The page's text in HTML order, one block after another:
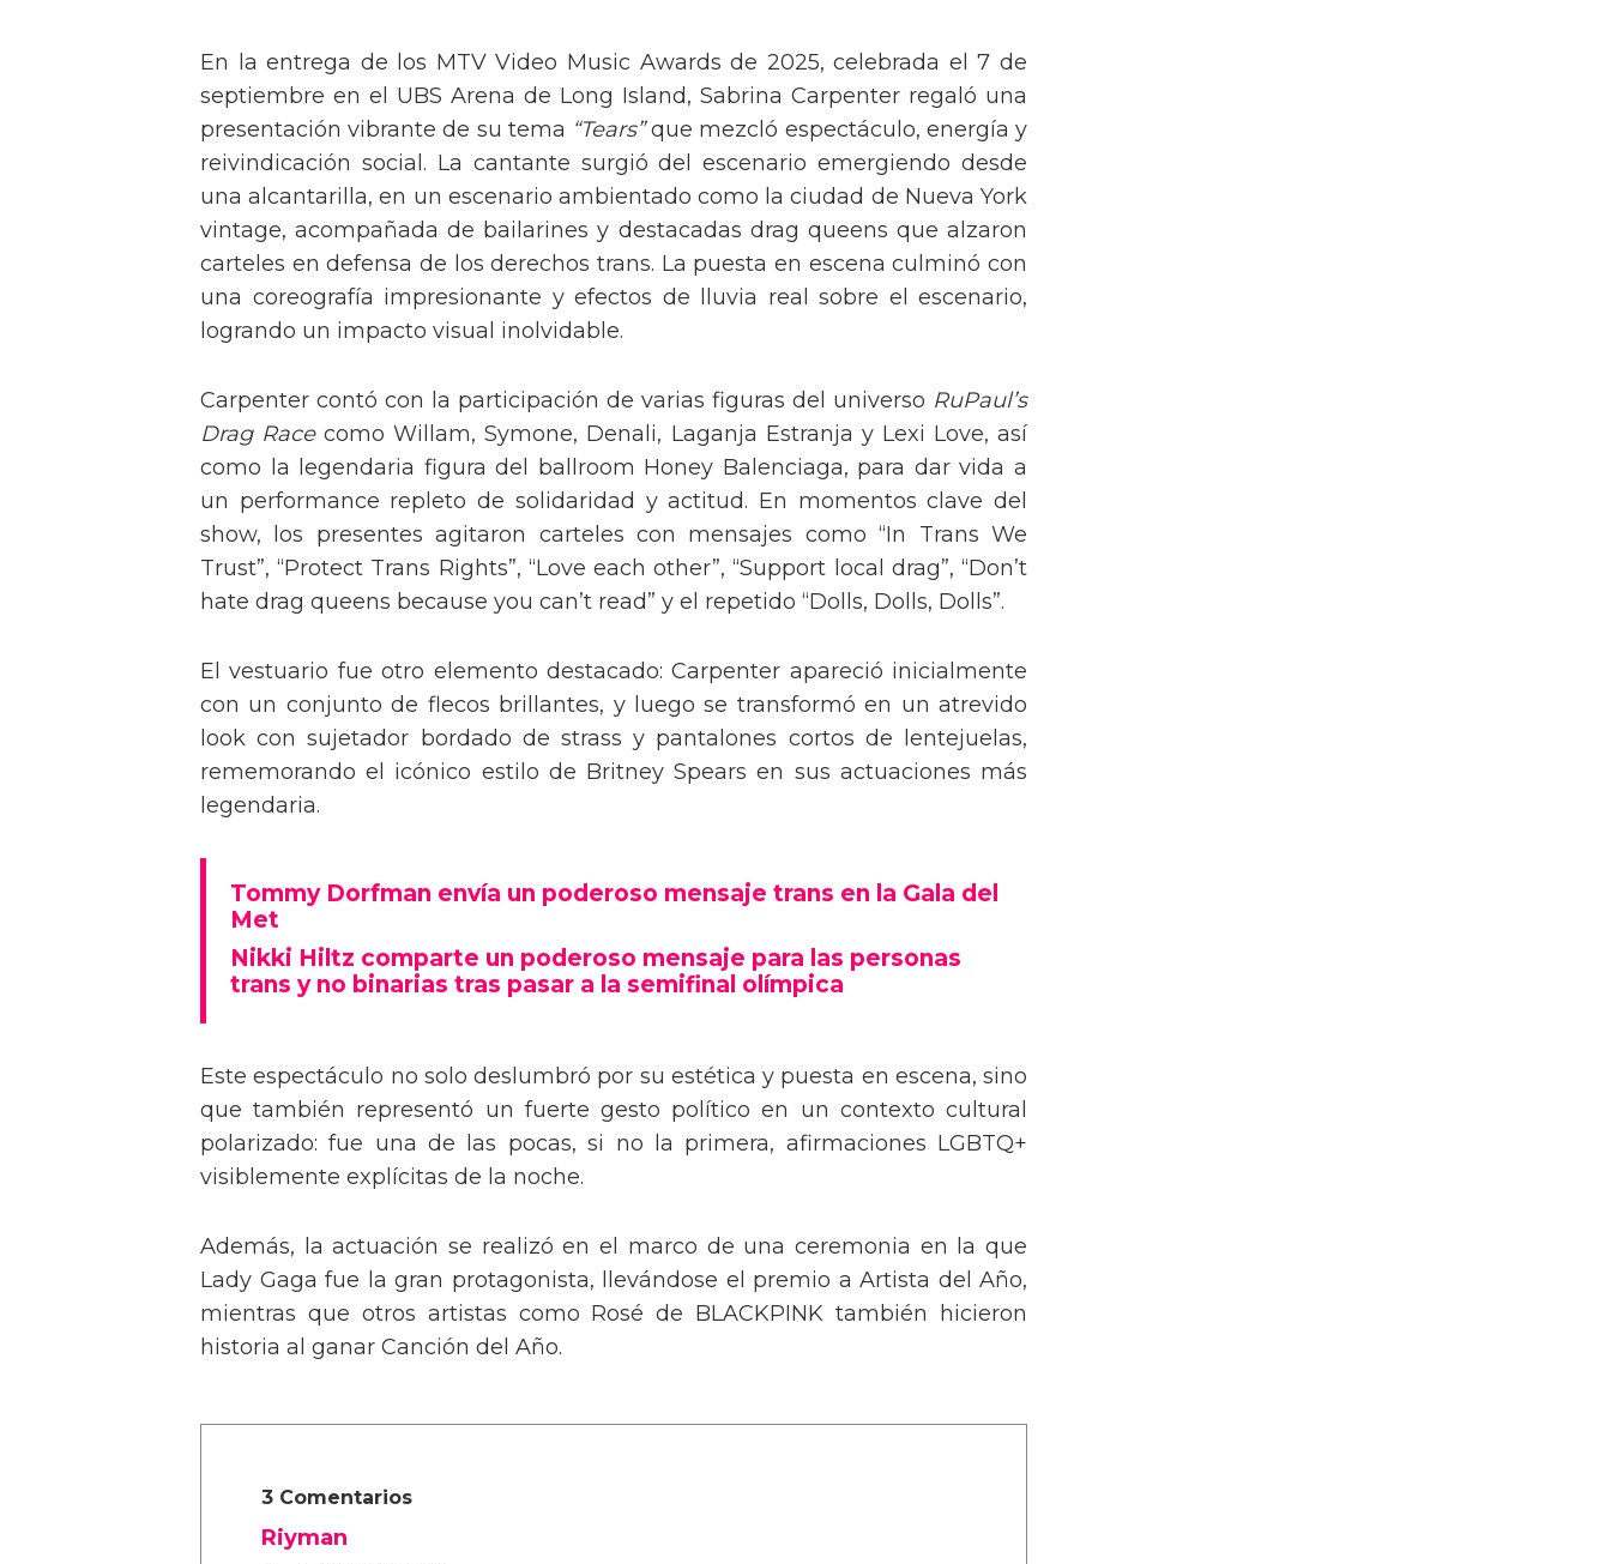
En la entrega de los MTV Video Music Awards de 2025, celebrada el 7 de
septiembre en el UBS Arena de Long Island, Sabrina Carpenter regaló una
presentación vibrante de su tema “Tears”que mezcló espectáculo, energía y
reivindicación social. La cantante surgió del escenario emergiendo desde
una alcantarilla, en un escenario ambientado como la ciudad de Nueva York
vintage, acompañada de bailarines y destacadas drag queens que alzaron
carteles en defensa de los derechos trans. La puesta en escena culminó con
una coreografía impresionante y efectos de lluvia real sobre el escenario,
logrando un impacto visual inolvidable.
Carpenter contó con la participación de varias figuras del universo RuPaul’s
Drag Racecomo Willam, Symone, Denali, Laganja Estranja y Lexi Love, así
como la legendaria figura del ballroom Honey Balenciaga, para dar vida a
un performance repleto de solidaridad y actitud. En momentos clave del
show, los presentes agitaron carteles con mensajes como “In Trans We
Trust”, “Protect Trans Rights”, “Love each other”, “Support local drag”, “Don’t
hate drag queens because you can’t read” y el repetido “Dolls, Dolls, Dolls”.
El vestuario fue otro elemento destacado: Carpenter apareció inicialmente
con un conjunto de flecos brillantes, y luego se transformó en un atrevido
look con sujetador bordado de strass y pantalones cortos de lentejuelas,
rememorando el icónico estilo de Britney Spears en sus actuaciones más
legendaria.
Tommy Dorfman envía un poderoso mensaje trans en la Gala del
Met
Nikki Hiltz comparte un poderoso mensaje para las personas
trans y no binarias tras pasar a la semifinal olímpica
Este espectáculo no solo deslumbró por su estética y puesta en escena, sino
que también representó un fuerte gesto político en un contexto cultural
polarizado: fue una de las pocas, si no la primera, afirmaciones LGBTQ+
visiblemente explícitas de la noche.
Además, la actuación se realizó en el marco de una ceremonia en la que
Lady Gaga fue la gran protagonista, llevándose el premio a Artista del Año,
mientras que otros artistas como Rosé de BLACKPINK también hicieron
historia al ganar Canción del Año.
3 Comentarios
Riyman